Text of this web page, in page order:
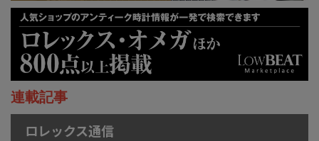
連載記事
ロレックス通信